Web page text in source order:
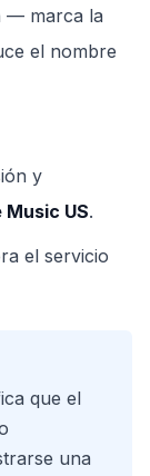
— marca la
el nombre
y
Music US.
el servicio
que el
una